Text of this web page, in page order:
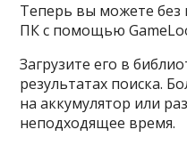
Теперь вы можете без
ПК с помощью
Загрузите его в
результатах поиска.
на аккумулятор или
неподходящее время.